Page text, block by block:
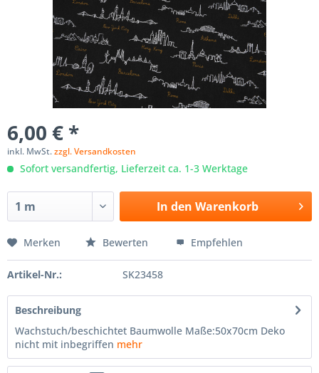
6,00 € *
inkl. MwSt.zzgl. Versandkosten
Sofort versandfertig, Lieferzeit ca. 1-3 Werktage
In den Warenkorb
Merken Bewerten Empfehlen
Artikel-Nr.: SK23458
Beschreibung
Wachstuch/beschichtet Baumwolle Maße:50x70cm Deko
nicht mit inbegriffen mehr